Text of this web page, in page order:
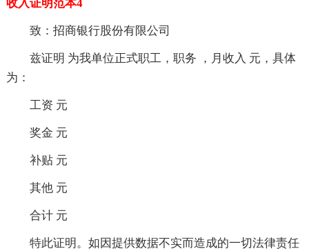
收入证明范本4
致：招商银行股份有限公司
兹证明 为我单位正式职工，职务 ，月收入 元，具体
为：
工资 元
奖金 元
补贴 元
其他 元
合计 元
特此证明。如因提供数据不实而造成的一切法律责任